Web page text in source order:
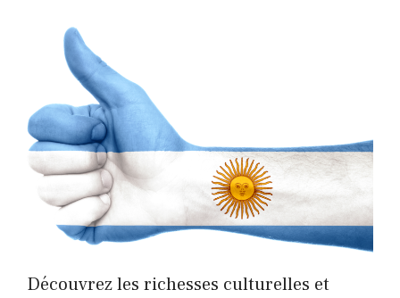
Découvrez les richesses culturelles et